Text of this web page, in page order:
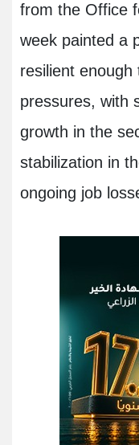
from the Office
week painted a
resilient
pressures, with
growth in the
stabilization in
ongoing job